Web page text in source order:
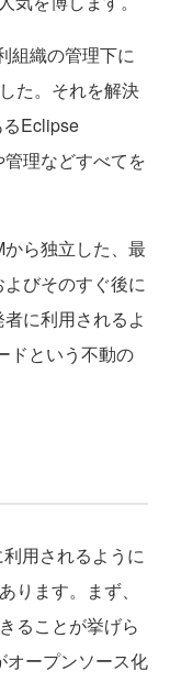
組織の管理下に
た。それを解決
Eclipse
理などすべてを
ら独立した、最
びそのすぐ後に
に利用されるよ
ドという不動の
用されるように
ります。まず、
ることが挙げら
ープンソース化